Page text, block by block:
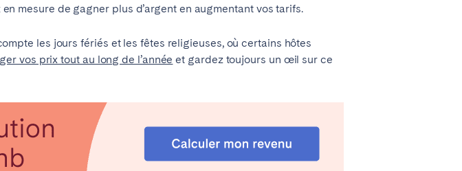
mesure de gagner plus d’argent en augmentant vos tarifs.
les jours fériés et les fêtes religieuses, où certains hôtes
vos prix tout au long de l’année et gardez toujours un œil sur ce